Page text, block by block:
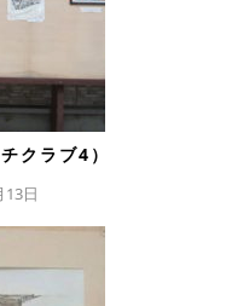
クラブ4）
13日